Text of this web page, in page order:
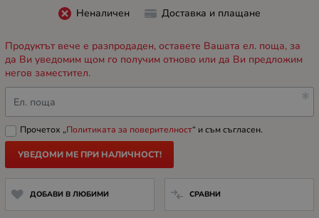
Неналичен Доставка и плащане
Продуктът вече е разпродаден, оставете Вашата ел. поща, за
да Ви уведомим щом го получим отново или да Ви предложим
негов заместител.
Ел. поща
Прочетох „Политиката за поверителност“ и съм съгласен.
УВЕДОМИ МЕ ПРИ НАЛИЧНОСТ!
ДОБАВИ В ЛЮБИМИ СРАВНИ